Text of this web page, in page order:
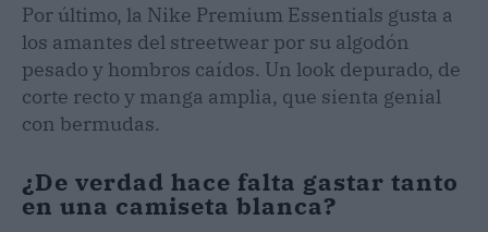
Por último, la Nike Premium Essentials gusta a
los amantes del streetwear por su algodón
pesado y hombros caídos. Un look depurado, de
corte recto y manga amplia, que sienta genial
con bermudas.
¿De verdad hace falta gastar tanto
en una camiseta blanca?